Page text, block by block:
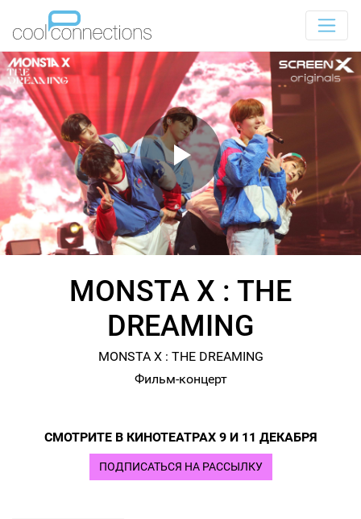
MONSTA X : THE
DREAMING
MONSTA X : THE DREAMING
Фильм-концерт
СМОТРИТЕ В КИНОТЕАТРАХ 9 И 11 ДЕКАБРЯ
ПОДПИСАТЬСЯ НА РАССЫЛКУ